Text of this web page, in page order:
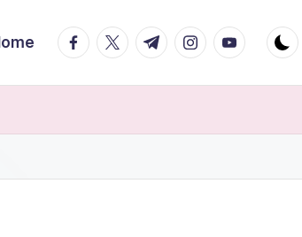
facebook.com
twitter.com
t.me instagram.com
youtube.com